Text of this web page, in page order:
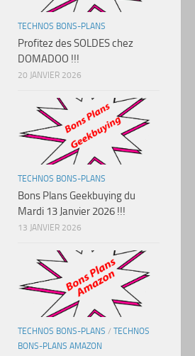
TECHNOS BONS-PLANS
Profitez des SOLDES chez
DOMADOO !!!
20 JANVIER 2026
TECHNOS BONS-PLANS
Bons Plans Geekbuying du
Mardi 13 Janvier 2026 !!!
13 JANVIER 2026
TECHNOS BONS-PLANS / TECHNOS
BONS-PLANS AMAZON